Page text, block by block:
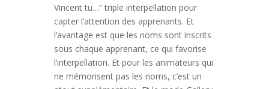
Vincent tu…” triple interpellation pour
capter l’attention des apprenants. Et
l’avantage est que les noms sont inscrits
sous chaque apprenant, ce qui favorise
l’interpellation. Et pour les animateurs qui
ne mémorisent pas les noms, c’est un